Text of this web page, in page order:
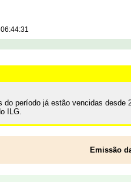
período já estão vencidas desde
ILG.
Emissão